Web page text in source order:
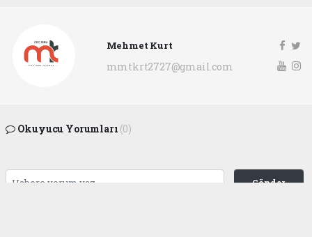
Mehmet Kurt
mmtkrt2727@gmail.com
Okuyucu Yorumları (0)
Gönder